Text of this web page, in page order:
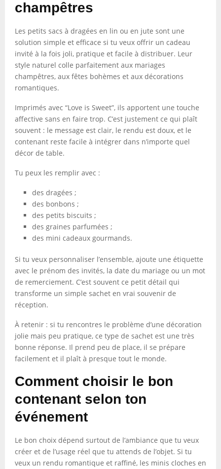
champêtres
Les petits sacs à dragées en lin ou en jute sont une
solution simple et efficace si tu veux offrir un cadeau
invité à la fois joli, pratique et facile à distribuer. Leur
style naturel colle parfaitement aux mariages
champêtres, aux fêtes bohèmes et aux décorations
romantiques.
Imprimés avec “Love is Sweet”, ils apportent une touche
affective sans en faire trop. C’est justement ce qui plaît
souvent : le message est clair, le rendu est doux, et le
contenant reste facile à intégrer dans n’importe quel
décor de table.
Tu peux les remplir avec :
des dragées ;
des bonbons ;
des petits biscuits ;
des graines parfumées ;
des mini cadeaux gourmands.
Si tu veux personnaliser l’ensemble, ajoute une étiquette
avec le prénom des invités, la date du mariage ou un mot
de remerciement. C’est souvent ce petit détail qui
transforme un simple sachet en vrai souvenir de
réception.
À retenir : si tu rencontres le problème d’une décoration
jolie mais peu pratique, ce type de sachet est une très
bonne réponse. Il prend peu de place, il se prépare
facilement et il plaît à presque tout le monde.
Comment choisir le bon
contenant selon ton
événement
Le bon choix dépend surtout de l’ambiance que tu veux
créer et de l’usage réel que tu attends de l’objet. Si tu
veux un rendu romantique et raffiné, les minis cloches en